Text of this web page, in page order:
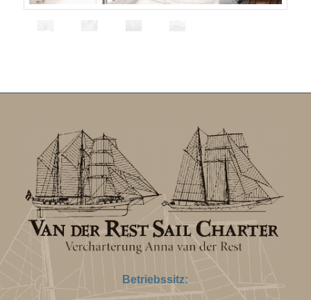
Betriebssitz: